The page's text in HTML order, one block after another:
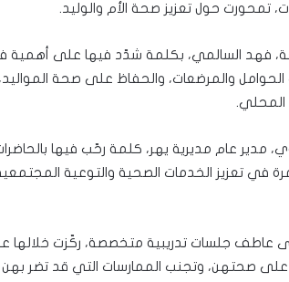
تمحورت حول تعزيز صحة الأم والوليد.
فهد السالمي، بكلمة شدّد فيها على أهمية
والمرضعات، والحفاظ على صحة
مدير عام مديرية يهر، كلمة رحّب فيها
في تعزيز الخدمات الصحية والتوعية
عاطف جلسات تدريبية متخصصة، ركّزت خلالها
صحتهن، وتجنب الممارسات التي قد تضر بهن